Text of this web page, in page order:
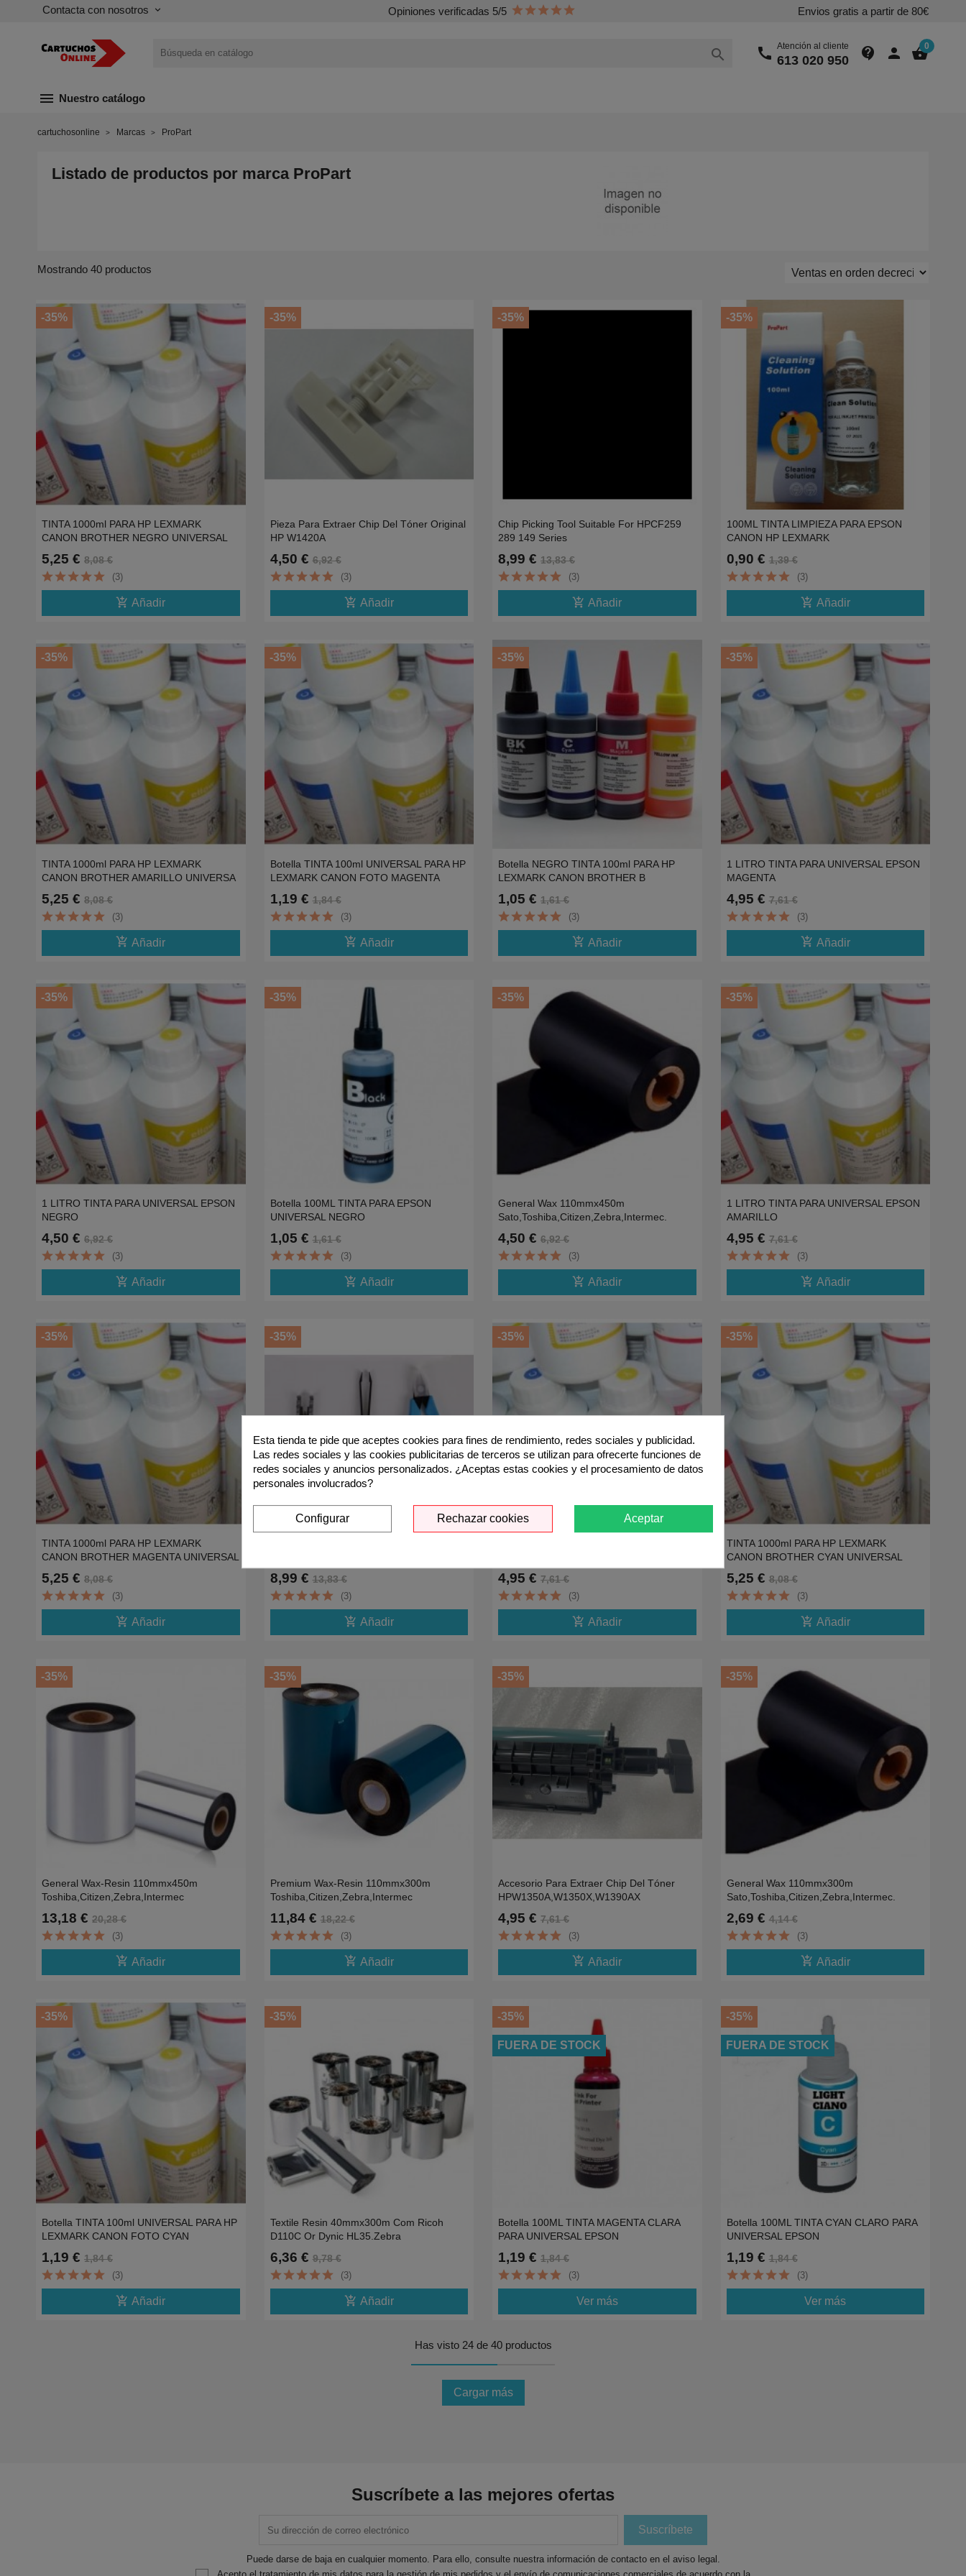
Contacta con nosotros keyboard_arrow_down Opiniones verificadas 5/5 Envios gratis a partir de 80€
 call Atención al cliente
613 020 950 contact_support person shopping_basket
0
menu Nuestro catálogo
cartuchosonline Marcas ProPart
Listado de productos por marca ProPart
Mostrando 40 productos
TINTA 1000ml PARA HP LEXMARK
CANON BROTHER NEGRO UNIVERSAL
5,25 € 8,08 €
(3)
add_shopping_cart Añadir
-35%
Pieza Para Extraer Chip Del Tóner Original
HP W1420A
4,50 € 6,92 €
(3)
add_shopping_cart Añadir
-35%
Chip Picking Tool Suitable For HPCF259
289 149 Series
8,99 € 13,83 €
(3)
add_shopping_cart Añadir
-35%
100ML TINTA LIMPIEZA PARA EPSON
CANON HP LEXMARK
0,90 € 1,39 €
(3)
add_shopping_cart Añadir
-35%
TINTA 1000ml PARA HP LEXMARK
CANON BROTHER AMARILLO UNIVERSA
5,25 € 8,08 €
(3)
add_shopping_cart Añadir
-35%
Botella TINTA 100ml UNIVERSAL PARA HP
LEXMARK CANON FOTO MAGENTA
1,19 € 1,84 €
(3)
add_shopping_cart Añadir
-35%
Botella NEGRO TINTA 100ml PARA HP
LEXMARK CANON BROTHER B
1,05 € 1,61 €
(3)
add_shopping_cart Añadir
-35%
1 LITRO TINTA PARA UNIVERSAL EPSON
MAGENTA
4,95 € 7,61 €
(3)
add_shopping_cart Añadir
-35%
1 LITRO TINTA PARA UNIVERSAL EPSON
NEGRO
4,50 € 6,92 €
(3)
add_shopping_cart Añadir
-35%
Botella 100ML TINTA PARA EPSON
UNIVERSAL NEGRO
1,05 € 1,61 €
(3)
add_shopping_cart Añadir
-35%
General Wax 110mmx450m
Sato,Toshiba,Citizen,Zebra,Intermec.
4,50 € 6,92 €
(3)
add_shopping_cart Añadir
-35%
1 LITRO TINTA PARA UNIVERSAL EPSON
AMARILLO
4,95 € 7,61 €
(3)
add_shopping_cart Añadir
-35%
TINTA 1000ml PARA HP LEXMARK
CANON BROTHER MAGENTA UNIVERSAL
5,25 € 8,08 €
(3)
add_shopping_cart Añadir
-35%
8,99 € 13,83 €
(3)
add_shopping_cart Añadir
-35%
4,95 € 7,61 €
(3)
add_shopping_cart Añadir
-35%
TINTA 1000ml PARA HP LEXMARK
CANON BROTHER CYAN UNIVERSAL
5,25 € 8,08 €
(3)
add_shopping_cart Añadir
-35%
General Wax-Resin 110mmx450m
Toshiba,Citizen,Zebra,Intermec
13,18 € 20,28 €
(3)
add_shopping_cart Añadir
-35%
Premium Wax-Resin 110mmx300m
Toshiba,Citizen,Zebra,Intermec
11,84 € 18,22 €
(3)
add_shopping_cart Añadir
-35%
Accesorio Para Extraer Chip Del Tóner
HPW1350A,W1350X,W1390AX
4,95 € 7,61 €
(3)
add_shopping_cart Añadir
-35%
General Wax 110mmx300m
Sato,Toshiba,Citizen,Zebra,Intermec.
2,69 € 4,14 €
(3)
add_shopping_cart Añadir
-35%
Botella TINTA 100ml UNIVERSAL PARA HP
LEXMARK CANON FOTO CYAN
1,19 € 1,84 €
(3)
add_shopping_cart Añadir
-35%
Textile Resin 40mmx300m Com Ricoh
D110C Or Dynic HL35.Zebra
6,36 € 9,78 €
(3)
add_shopping_cart Añadir
-35%
Botella 100ML TINTA MAGENTA CLARA
PARA UNIVERSAL EPSON
1,19 € 1,84 €
(3)
Ver más
-35%
FUERA DE STOCK
Botella 100ML TINTA CYAN CLARO PARA
UNIVERSAL EPSON
1,19 € 1,84 €
(3)
Ver más
-35%
FUERA DE STOCK
Has visto 24 de 40 productos
Cargar más
Suscríbete a las mejores ofertas
Puede darse de baja en cualquier momento. Para ello, consulte nuestra información de contacto en el aviso legal.
Esta tienda te pide que aceptes cookies para fines de rendimiento, redes sociales y publicidad.
Las redes sociales y las cookies publicitarias de terceros se utilizan para ofrecerte funciones de
redes sociales y anuncios personalizados. ¿Aceptas estas cookies y el procesamiento de datos
personales involucrados?
Aceptar
Rechazar cookies
Configurar